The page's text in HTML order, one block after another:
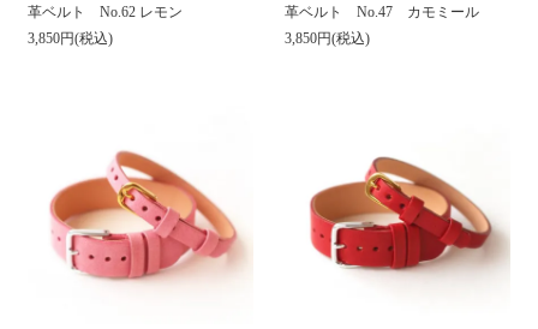
革ベルト No.62 レモン
3,850円(税込)
革ベルト No.47 カモミール
3,850円(税込)